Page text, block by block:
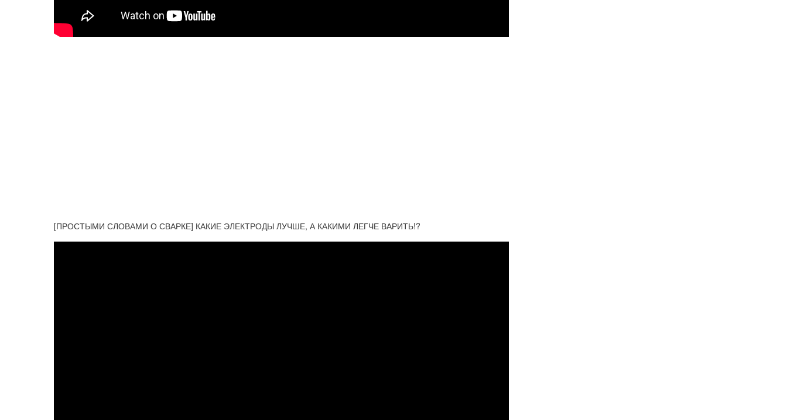
[ПРОСТЫМИ СЛОВАМИ О СВАРКЕ] КАКИЕ ЭЛЕКТРОДЫ ЛУЧШЕ, А КАКИМИ ЛЕГЧЕ ВАРИТЬ!?